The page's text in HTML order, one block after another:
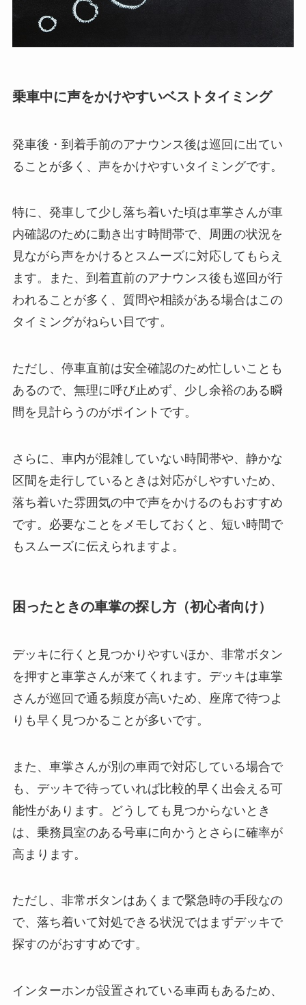
乗車中に声をかけやすいベストタイミング
発車後・到着手前のアナウンス後は巡回に出てい
ることが多く、声をかけやすいタイミングです。
特に、発車して少し落ち着いた頃は車掌さんが車
内確認のために動き出す時間帯で、周囲の状況を
見ながら声をかけるとスムーズに対応してもらえ
ます。また、到着直前のアナウンス後も巡回が行
われることが多く、質問や相談がある場合はこの
タイミングがねらい目です。
ただし、停車直前は安全確認のため忙しいことも
あるので、無理に呼び止めず、少し余裕のある瞬
間を見計らうのがポイントです。
さらに、車内が混雑していない時間帯や、静かな
区間を走行しているときは対応がしやすいため、
落ち着いた雰囲気の中で声をかけるのもおすすめ
です。必要なことをメモしておくと、短い時間で
もスムーズに伝えられますよ。
困ったときの車掌の探し方（初心者向け）
デッキに行くと見つかりやすいほか、非常ボタン
を押すと車掌さんが来てくれます。デッキは車掌
さんが巡回で通る頻度が高いため、座席で待つよ
りも早く見つかることが多いです。
また、車掌さんが別の車両で対応している場合で
も、デッキで待っていれば比較的早く出会える可
能性があります。どうしても見つからないとき
は、乗務員室のある号車に向かうとさらに確率が
高まります。
ただし、非常ボタンはあくまで緊急時の手段なの
で、落ち着いて対処できる状況ではまずデッキで
探すのがおすすめです。
インターホンが設置されている車両もあるため、